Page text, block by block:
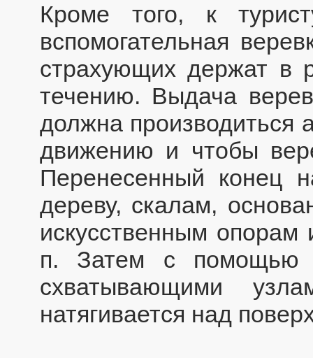
Кроме того, к
вспомогательная
страхующих держат в
течению. Выдача
должна производиться
движению и чтобы
Перенесенный конец
дереву, скалам,
искусственным опорам
п. Затем с помощью
схватывающими
натягивается над